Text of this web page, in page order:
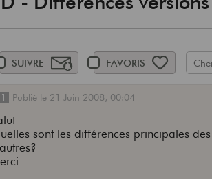
SUIVRE FAVORIS
Publié le 21 Juin 2008, 00:04
sont les différences principales